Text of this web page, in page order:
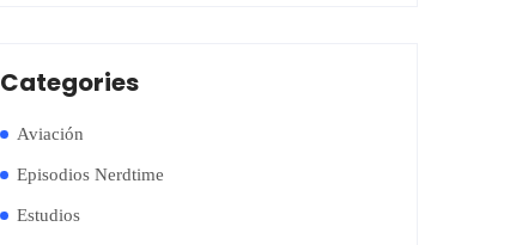
Categories
Aviación
Episodios Nerdtime
Estudios